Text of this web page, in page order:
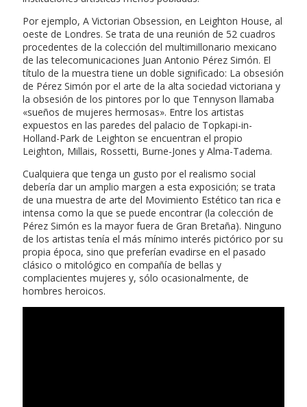
Por ejemplo, A Victorian Obsession, en Leighton House, al
oeste de Londres. Se trata de una reunión de 52 cuadros
procedentes de la colección del multimillonario mexicano
de las telecomunicaciones Juan Antonio Pérez Simón. El
título de la muestra tiene un doble significado: La obsesión
de Pérez Simón por el arte de la alta sociedad victoriana y
la obsesión de los pintores por lo que Tennyson llamaba
«sueños de mujeres hermosas». Entre los artistas
expuestos en las paredes del palacio de Topkapi-in-
Holland-Park de Leighton se encuentran el propio
Leighton, Millais, Rossetti, Burne-Jones y Alma-Tadema.
Cualquiera que tenga un gusto por el realismo social
debería dar un amplio margen a esta exposición; se trata
de una muestra de arte del Movimiento Estético tan rica e
intensa como la que se puede encontrar (la colección de
Pérez Simón es la mayor fuera de Gran Bretaña). Ninguno
de los artistas tenía el más mínimo interés pictórico por su
propia época, sino que preferían evadirse en el pasado
clásico o mitológico en compañía de bellas y
complacientes mujeres y, sólo ocasionalmente, de
hombres heroicos.